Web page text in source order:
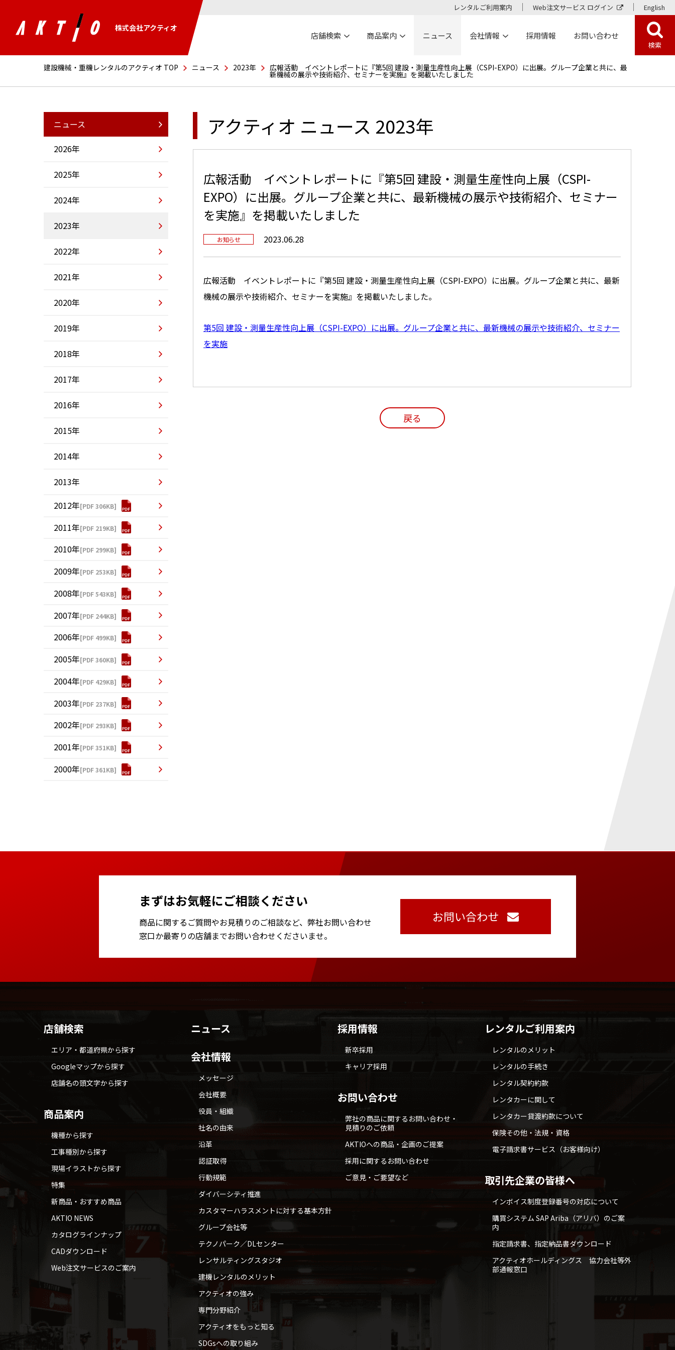
株式会社アクティオ
レンタルご利用案内 Web注文サービス ログイン English
店舗検索 商品案内 ニュース 会社情報 採用情報 お問い合わせ
検索
建設機械・重機レンタルのアクティオ TOP ニュース 2023年 広報活動 イベントレポートに『第5回 建設・測量生産性向上展（CSPI-EXPO）に出展。グループ企業と共に、最
新機械の展示や技術紹介、セミナーを実施』を掲載いたしました
アクティオ ニュース 2023年
広報活動 イベントレポートに『第5回 建設・測量生産性向上展（CSPI-
EXPO）に出展。グループ企業と共に、最新機械の展示や技術紹介、セミナー
を実施』を掲載いたしました
お知らせ 2023.06.28
広報活動 イベントレポートに『第5回 建設・測量生産性向上展（CSPI-EXPO）に出展。グループ企業と共に、最新
機械の展示や技術紹介、セミナーを実施』を掲載いたしました。
第5回 建設・測量生産性向上展（CSPI-EXPO）に出展。グループ企業と共に、最新機械の展示や技術紹介、セミナー
を実施
戻る
ニュース
2026年
2025年
2024年
2023年
2022年
2021年
2020年
2019年
2018年
2017年
2016年
2015年
2014年
2013年
2012年[PDF 306KB]
2011年[PDF 219KB]
2010年[PDF 299KB]
2009年[PDF 253KB]
2008年[PDF 543KB]
2007年[PDF 244KB]
2006年[PDF 499KB]
2005年[PDF 360KB]
2004年[PDF 429KB]
2003年[PDF 237KB]
2002年[PDF 293KB]
2001年[PDF 351KB]
2000年[PDF 361KB]
まずはお気軽にご相談ください
商品に関するご質問やお見積りのご相談など、 弊社お問い合わせ
窓口か最寄りの店舗までお問い合わせくださいませ。
お問い合わせ
店舗検索
エリア・都道府県から探す
Googleマップから探す
店舗名の頭文字から探す
商品案内
機種から探す
工事種別から探す
現場イラストから探す
特集
新商品・おすすめ商品
AKTIO NEWS
カタログラインナップ
CADダウンロード
Web注文サービスのご案内
ニュース
会社情報
メッセージ
会社概要
役員・組織
社名の由来
沿革
認証取得
行動規範
ダイバーシティ推進
カスタマーハラスメントに対する基本方針
グループ会社等
テクノパーク／DLセンター
レンサルティングスタジオ
建機レンタルのメリット
アクティオの強み
専門分野紹介
アクティオをもっと知る
SDGsへの取り組み
採用情報
新卒採用
キャリア採用
お問い合わせ
弊社の商品に関するお問い合わせ・
見積りのご依頼
AKTIOへの商品・企画のご提案
採用に関するお問い合わせ
ご意見・ご要望など
レンタルご利用案内
レンタルのメリット
レンタルの手続き
レンタル契約約款
レンタカーに関して
レンタカー貸渡約款について
保険その他・法規・資格
電子請求書サービス（お客様向け）
取引先企業の皆様へ
インボイス制度登録番号の対応について
購買システム SAP Ariba（アリバ）のご案
内
指定請求書、指定納品書ダウンロード
アクティオホールディングス 協力会社等外
部通報窓口